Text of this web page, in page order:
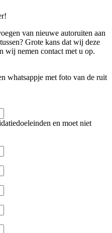
van nieuwe autoruiten aan
Grote kans dat wij deze
wij nemen contact met u op.
whatsappje met foto van de ruit
en moet niet